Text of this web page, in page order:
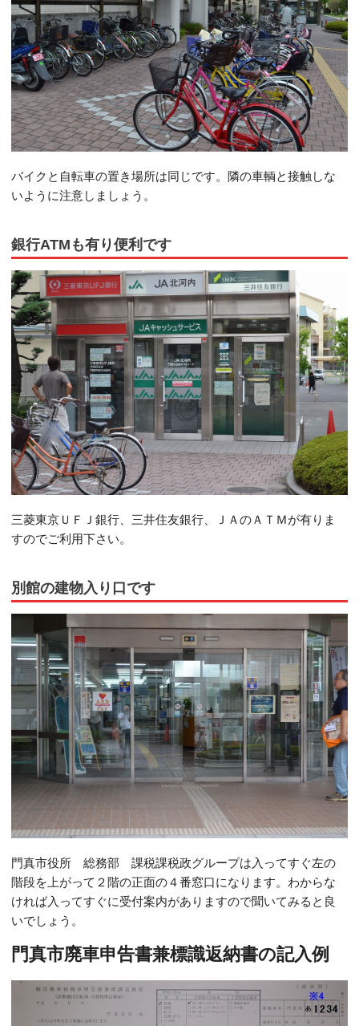
バイクと自転車の置き場所は同じです。隣の車輌と接触しな
いように注意しましょう。
銀行ATMも有り便利です
三菱東京ＵＦＪ銀行、三井住友銀行、ＪＡのＡＴＭが有りま
すのでご利用下さい。
別館の建物入り口です
門真市役所 総務部 課税課税政グループは入ってすぐ左の
階段を上がって２階の正面の４番窓口になります。わからな
ければ入ってすぐに受付案内がありますので聞いてみると良
いでしょう。
門真市廃車申告書兼標識返納書の記入例